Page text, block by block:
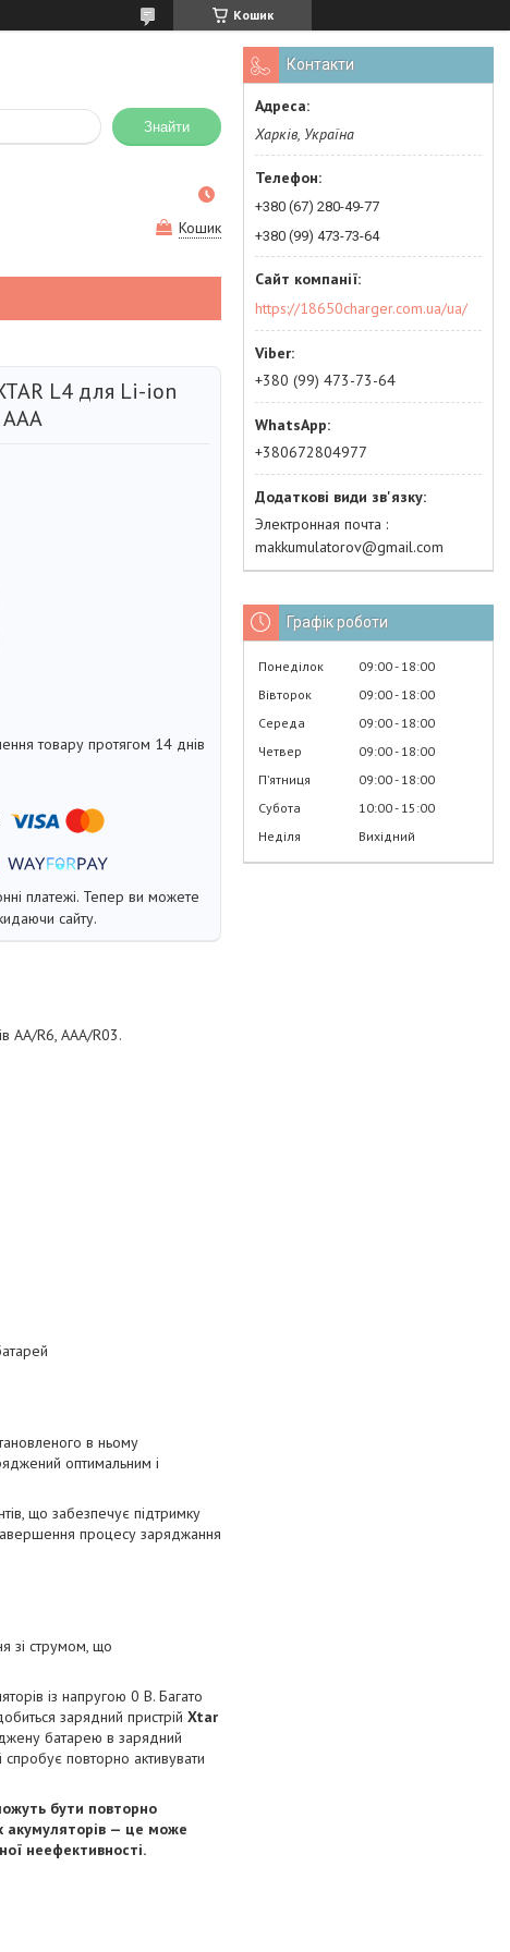
Кошик
Знайти
Кошик
L4 для Li-ion
товару протягом 14 днів
платежі. Тепер ви можете
сайту.
AA/R6, AAA/R03.
в ньому
оптимальним і
що забезпечує підтримку
процесу заряджання
зі струмом, що
із напругою 0 В. Багато
зарядний пристрій Xtar
батарею в зарядний
повторно активувати
бути повторно
акумуляторів — це може
неефективності.
Контакти
Харків, Україна
+380 (67) 280-49-77
+380 (99) 473-73-64
https://18650charger.com.ua/ua/
+380 (99) 473-73-64
+380672804977
Электронная почта
makkumulatorov@gmail.com
Графік роботи
Понеділок 09:00 18:00
Вівторок
09:00 18:00
Середа
09:00 18:00
Четвер
09:00 18:00
Пʼятниця
09:00 18:00
Субота
10:00 15:00
Неділя
Вихідний